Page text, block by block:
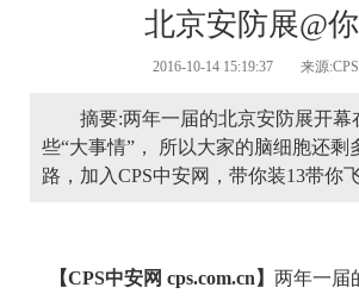
北京安防展@
2016-10-14 15:19:37 来源
摘要:两年一届的北京安防展开
些“大事情”， 所以大家的脑细胞还
路，加入CPS中安网，带你装13带你
【CPS中安网 cps.com.cn】 两年一届